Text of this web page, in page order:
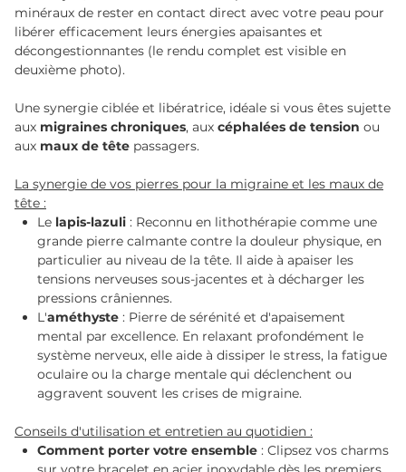
minéraux de rester en contact direct avec votre peau pour
libérer efficacement leurs énergies apaisantes et
décongestionnantes (le rendu complet est visible en
deuxième photo).
Une synergie ciblée et libératrice, idéale si vous êtes sujette
aux migraines chroniques, aux céphalées de tension ou
aux maux de tête passagers.
La synergie de vos pierres pour la migraine et les maux de
tête :
Le lapis-lazuli: Reconnu en lithothérapie comme une
grande pierre calmante contre la douleur physique, en
particulier au niveau de la tête. Il aide à apaiser les
tensions nerveuses sous-jacentes et à décharger les
pressions crâniennes.
L'améthyste: Pierre de sérénité et d'apaisement
mental par excellence. En relaxant profondément le
système nerveux, elle aide à dissiper le stress, la fatigue
oculaire ou la charge mentale qui déclenchent ou
aggravent souvent les crises de migraine.
Conseils d'utilisation et entretien au quotidien :
Comment porter votre ensemble : Clipsez vos charms